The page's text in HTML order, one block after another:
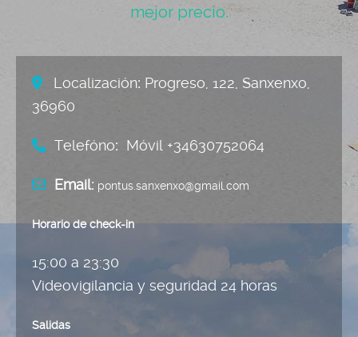
mejor precio.
Localización: Progreso, 122, Sanxenxo,
36960
Telefóno: Móvil +34630752064
Email: pontus.sanxenxo@gmail.com
Horario decheck-in
15:00 a 23:30
Videovigilancia y seguridad 24 horas
Salidas